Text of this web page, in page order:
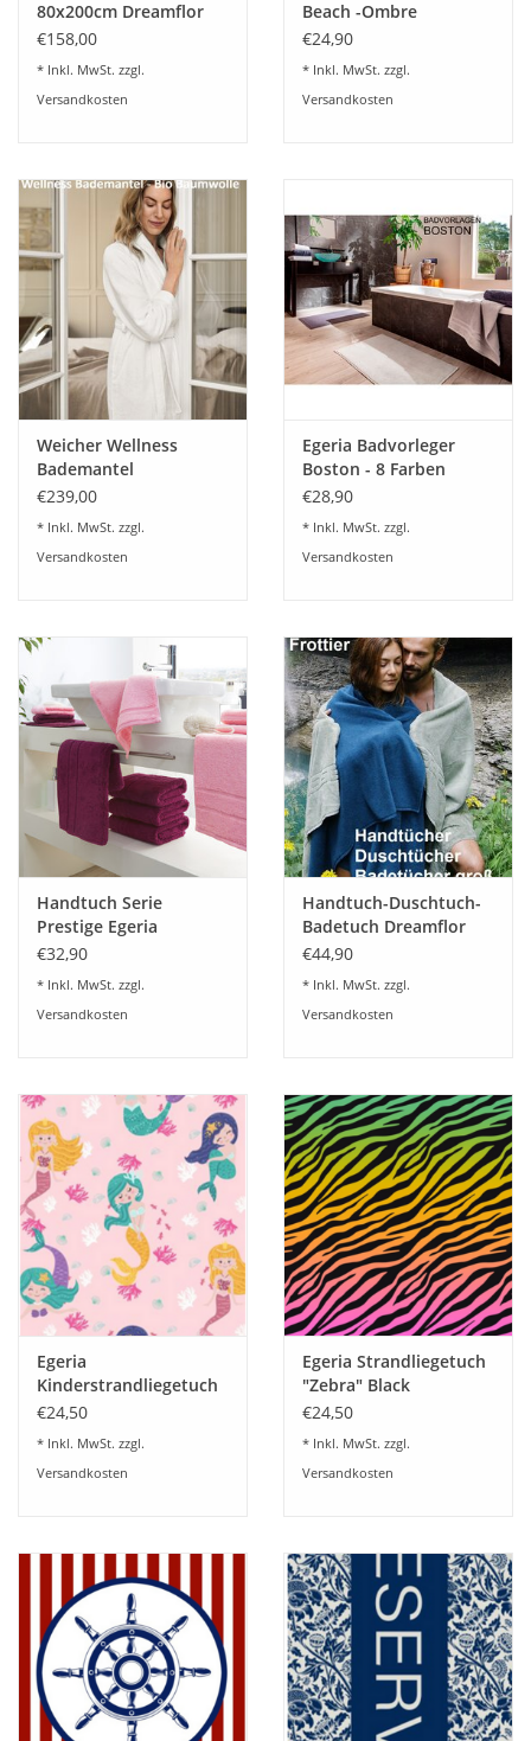
80x200cm Dreamflor
Weseta Switzerland
€158,00
* Inkl. MwSt. zzgl.
Versandkosten
Beach -Ombre
€24,90
* Inkl. MwSt. zzgl.
Versandkosten
Weicher Wellness
Bademantel
COSHMERE Gots
€239,00
* Inkl. MwSt. zzgl.
Versandkosten
Egeria Badvorleger
Boston - 8 Farben
€28,90
* Inkl. MwSt. zzgl.
Versandkosten
Handtuch Serie
Prestige Egeria
€32,90
* Inkl. MwSt. zzgl.
Versandkosten
Handtuch-Duschtuch-
Badetuch Dreamflor
Weseta
€44,90
* Inkl. MwSt. zzgl.
Versandkosten
Egeria
Kinderstrandliegetuch
"Seastar" 75x150cm
€24,50
* Inkl. MwSt. zzgl.
Versandkosten
Egeria Strandliegetuch
"Zebra" Black
75x150cm
€24,50
* Inkl. MwSt. zzgl.
Versandkosten